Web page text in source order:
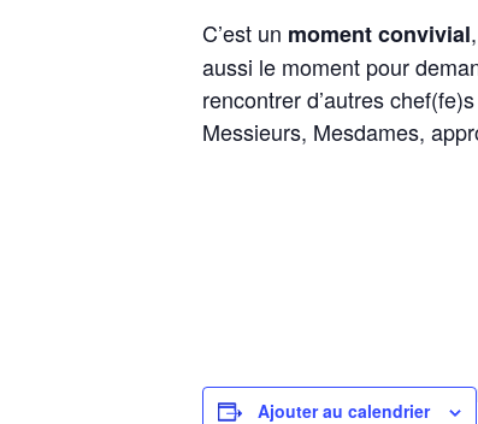
C’est un moment convivial
aussi le moment pour
rencontrer d’autres
Messieurs, Mesdames,
Ajouter au calendrier